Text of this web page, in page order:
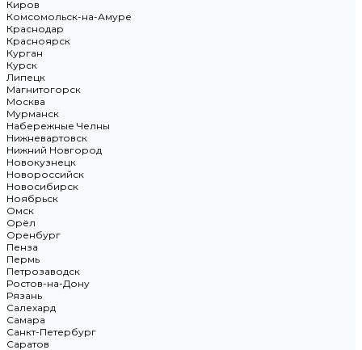
Киров
Комсомольск-на-Амуре
Краснодар
Красноярск
Курган
Курск
Липецк
Магнитогорск
Москва
Мурманск
Набережные Челны
Нижневартовск
Нижний Новгород
Новокузнецк
Новороссийск
Новосибирск
Ноябрьск
Омск
Орёл
Оренбург
Пенза
Пермь
Петрозаводск
Ростов-на-Дону
Рязань
Салехард
Самара
Санкт-Петербург
Саратов